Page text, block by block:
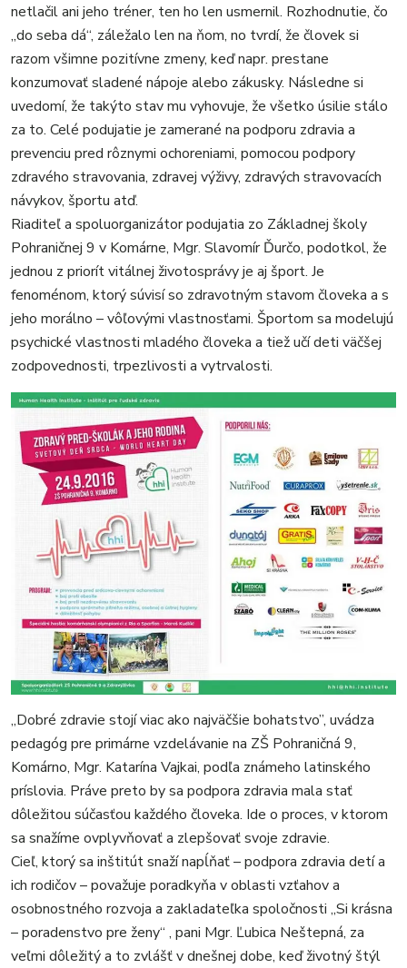
netlačil ani jeho tréner, ten ho len usmernil. Rozhodnutie, čo
„do seba dá“, záležalo len na ňom, no tvrdí, že človek si
razom všimne pozitívne zmeny, keď napr. prestane
konzumovať sladené nápoje alebo zákusky. Následne si
uvedomí, že takýto stav mu vyhovuje, že všetko úsilie stálo
za to. Celé podujatie je zamerané na podporu zdravia a
prevenciu pred rôznymi ochoreniami, pomocou podpory
zdravého stravovania, zdravej výživy, zdravých stravovacích
návykov, športu atď.
Riaditeľ a spoluorganizátor podujatia zo Základnej školy
Pohraničnej 9 v Komárne, Mgr. Slavomír Ďurčo, podotkol, že
jednou z priorít vitálnej životosprávy je aj šport. Je
fenoménom, ktorý súvisí so zdravotným stavom človeka a s
jeho morálno – vôľovými vlastnosťami. Športom sa modelujú
psychické vlastnosti mladého človeka a tiež učí deti väčšej
zodpovednosti, trpezlivosti a vytrvalosti.
„Dobré zdravie stojí viac ako najväčšie bohatstvo”, uvádza
pedagóg pre primárne vzdelávanie na ZŠ Pohraničná 9,
Komárno, Mgr. Katarína Vajkai, podľa známeho latinského
príslovia. Práve preto by sa podpora zdravia mala stať
dôležitou súčasťou každého človeka. Ide o proces, v ktorom
sa snažíme ovplyvňovať a zlepšovať svoje zdravie.
Cieľ, ktorý sa inštitút snaží napĺňať – podpora zdravia detí a
ich rodičov – považuje poradkyňa v oblasti vzťahov a
osobnostného rozvoja a zakladateľka spoločnosti ,,Si krásna
– poradenstvo pre ženy“ , pani Mgr. Ľubica Neštepná, za
veľmi dôležitý a to zvlášť v dnešnej dobe, keď životný štýl